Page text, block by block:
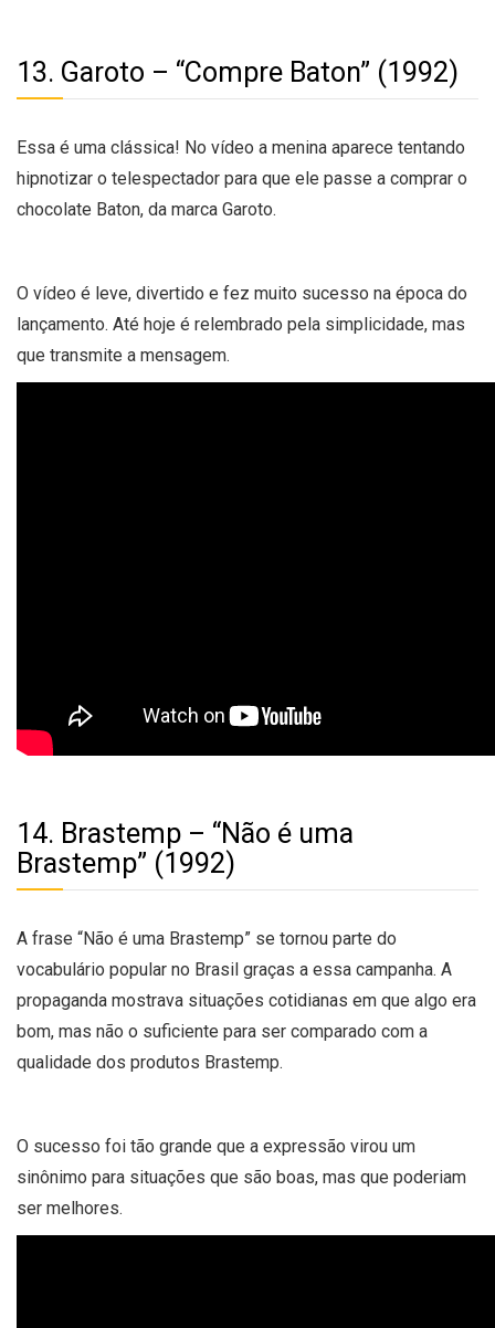
13. Garoto – “Compre Baton” (1992)
Essa é uma clássica! No vídeo a menina aparece tentando
hipnotizar o telespectador para que ele passe a comprar o
chocolate Baton, da marca Garoto.
O vídeo é leve, divertido e fez muito sucesso na época do
lançamento. Até hoje é relembrado pela simplicidade, mas
que transmite a mensagem.
14. Brastemp – “Não é uma
Brastemp” (1992)
A frase “Não é uma Brastemp” se tornou parte do
vocabulário popular no Brasil graças a essa campanha. A
propaganda mostrava situações cotidianas em que algo era
bom, mas não o suficiente para ser comparado com a
qualidade dos produtos Brastemp.
O sucesso foi tão grande que a expressão virou um
sinônimo para situações que são boas, mas que poderiam
ser melhores.